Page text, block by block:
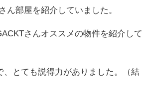
ん部屋を紹介していました。
さんオススメの物件を紹介して
とても説得力がありました。（結